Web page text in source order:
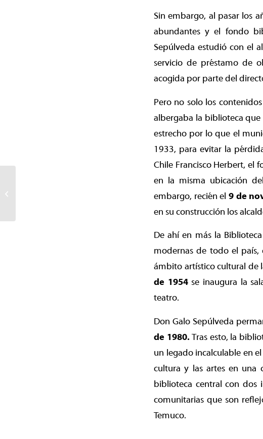
Sin embargo, al pasar los
abundantes y el fondo
Sepúlveda estudió con el
servicio de préstamo de
acogida por parte del
Pero no solo los
albergaba la biblioteca
estrecho por lo que el
1933, para evitar la
Chile Francisco Herbert, el
en la misma ubicación
embargo, recién el 9 de
en su construcción los
De ahí en más la
modernas de todo el
ámbito artístico cultural de
de 1954se inaugura la
teatro.
Don Galo Sepúlveda
de 1980.Tras esto, la
un legado incalculable en
cultura y las artes en una
biblioteca central con dos
comunitarias que son
Temuco.